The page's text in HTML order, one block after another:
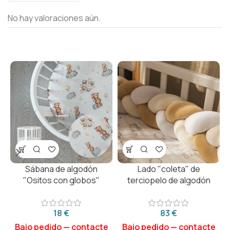
No hay valoraciones aún.
Sábana de algodón
"Ositos con globos"
€
Lado "coleta" de
terciopelo de algodón
€